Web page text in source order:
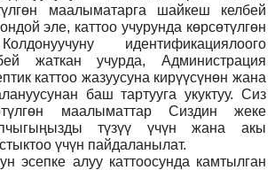
маалыматарга шайкеш келбей
эле, каттоо учурунда көрсөтүлгөн
идентификациялоого
жаткан учурда, Администрация
каттоо жазуусуна кирүүсүнөн жана
баш тартууга укуктуу. Сиз
маалыматтар Сиздин жеке
түзүү үчүн жана акы
үчүн пайдаланылат.
эсепке алуу каттоосунда камтылган